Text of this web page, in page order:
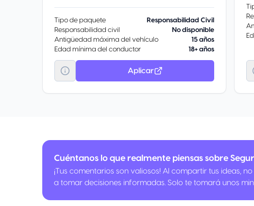
Tipo de paquete
Responsabilidad Civil
Responsabilidad civil
No disponible
Antigüedad máxima del vehículo
15 años
Edad mínima del conductor
18+ años
Aplicar
Cuéntanos lo que realmente piensas sobre
¡Tus comentarios son valiosos! Al compartir tus ideas,
a tomar decisiones informadas. Solo te tomará unos